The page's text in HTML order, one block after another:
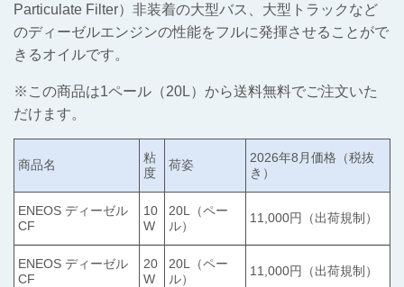
Particulate Filter）非装着の大型バス、大型トラックなど
のディーゼルエンジンの性能をフルに発揮させることがで
きるオイルです。
※この商品は1ペール（20L）から送料無料でご注文いた
だけます。
商品名
粘
度
荷姿
2026年8月価格（税抜
き）
ENEOS ディーゼル
CF
10
W
20L（ペー
ル）
11,000円（出荷規制）
ENEOS ディーゼル
CF
20
W
20L（ペー
ル）
11,000円（出荷規制）